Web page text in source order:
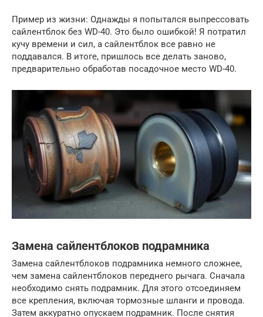
Пример из жизни: Однажды я попытался выпрессовать
сайлентблок без WD-40. Это было ошибкой! Я потратил
кучу времени и сил, а сайлентблок все равно не
поддавался. В итоге, пришлось все делать заново,
предварительно обработав посадочное место WD-40.
Замена сайлентблоков подрамника
Замена сайлентблоков подрамника немного сложнее,
чем замена сайлентблоков переднего рычага. Сначала
необходимо снять подрамник. Для этого отсоединяем
все крепления, включая тормозные шланги и провода.
Затем аккуратно опускаем подрамник. После снятия